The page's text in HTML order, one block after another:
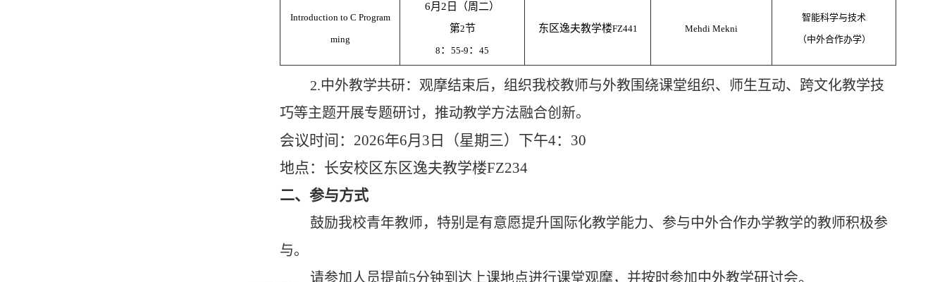
Introduction to C Program
ming
6月2日（周二）
第2节
8 ： 55-9 ： 45
东区逸夫教学楼FZ441 Mehdi Mekni
智能科学与技术
（中外合作办学）
2.中外教学共研：观摩结束后，组织我校教师与外教围绕课堂组织、师生互动、跨文化教学技
巧等主题开展专题研讨，推动教学方法融合创新。
会议时间： 2026年6月 3 日（星期三）下午4： 30
地点：长安校区东区逸夫教学楼FZ234
二、 参与方式
鼓励我校青年教师，特别是有意愿提升国际化教学能力、参与中外合作办学教学的教师积极参
与。
请参加人员提前5分钟到达上课地点进行课堂观摩，并按时参加 中外教学研讨会。